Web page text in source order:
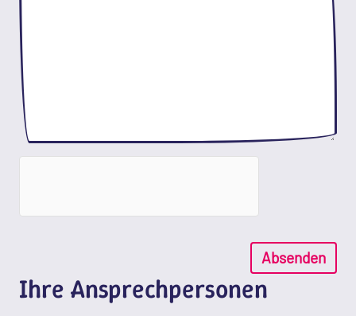
Absenden
Ihre Ansprechpersonen